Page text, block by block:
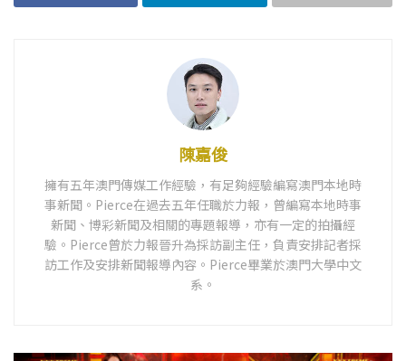
陳嘉俊
擁有五年澳門傳媒工作經驗，有足夠經驗編寫澳門本地時
事新聞。Pierce在過去五年任職於力報，曾編寫本地時事
新聞、博彩新聞及相關的專題報導，亦有一定的拍攝經
驗。Pierce曾於力報晉升為採訪副主任，負責安排記者採
訪工作及安排新聞報導內容。Pierce畢業於澳門大學中文
系。